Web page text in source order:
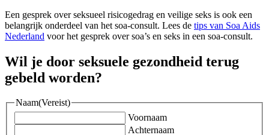
Een gesprek over seksueel risicogedrag en veilige seks is ook een
belangrijk onderdeel van het soa-consult. Lees de tips van Soa Aids
Nederland voor het gesprek over soa’s en seks in een soa-consult.
Wil je door seksuele gezondheid terug
gebeld worden?
Naam(Vereist)
Voornaam
Achternaam